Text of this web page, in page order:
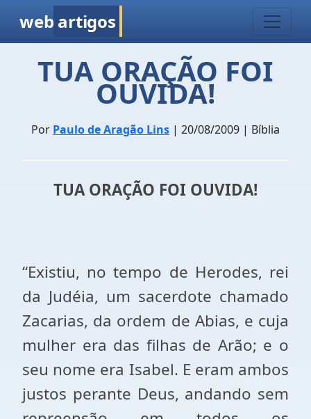
web artigos
TUA ORAÇÃO FOI
OUVIDA!
Por Paulo de Aragão Lins | 20/08/2009 | Bíblia
TUA ORAÇÃO FOI OUVIDA!
“Existiu, no tempo de Herodes, rei
da Judéia, um sacerdote chamado
Zacarias, da ordem de Abias, e cuja
mulher era das filhas de Arão; e o
seu nome era Isabel. E eram ambos
justos perante Deus, andando sem